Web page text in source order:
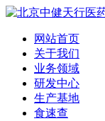
网站首页
关于我们
业务领域
研发中心
生产基地
食速查